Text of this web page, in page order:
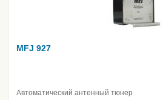
MFJ 927
Автоматический антенный тюнер